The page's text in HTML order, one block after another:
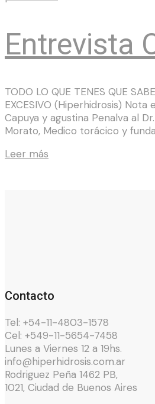
Entrevista
TODO LO QUE TENES QUE
EXCESIVO (Hiperhidrosis) Nota
Capuya y agustina Penalva al
Morato, Medico torácico y
Leer más
Contacto
Tel: +54-11-4803-1578
Cel: +549-11-5654-7458
Lunes a Viernes 12 a 19hs.
info@hiperhidrosis.com.ar
Rodriguez Peña 1462 PB,
1021, Ciudad de Buenos Aires